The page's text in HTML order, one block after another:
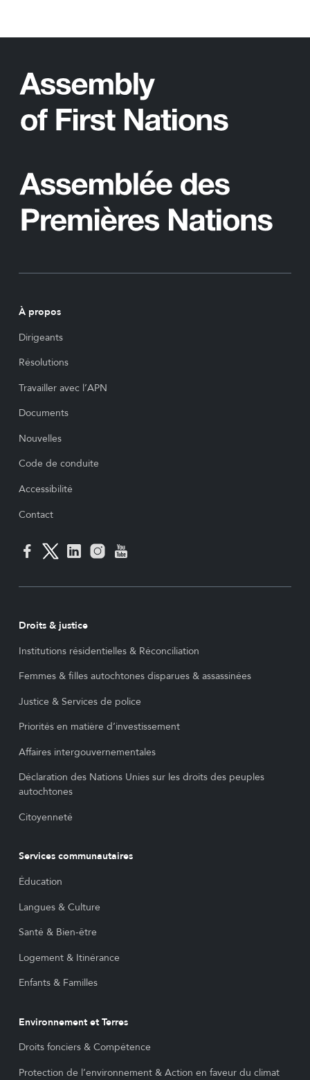
À propos
Dirigeants
Résolutions
Travailler avec l’APN
Documents
Nouvelles
Code de conduite
Accessibilité
Contact
Droits & justice
Institutions résidentielles & Réconciliation
Femmes & filles autochtones disparues & assassinées
Justice & Services de police
Priorités en matière d’investissement
Affaires intergouvernementales
Déclaration des Nations Unies sur les droits des peuples
autochtones
Citoyenneté
Services communautaires
Éducation
Langues & Culture
Santé & Bien-être
Logement & Itinérance
Enfants & Familles
Environnement et Terres
Droits fonciers & Compétence
Protection de l’environnement & Action en faveur du climat